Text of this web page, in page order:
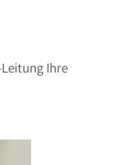
Ihre